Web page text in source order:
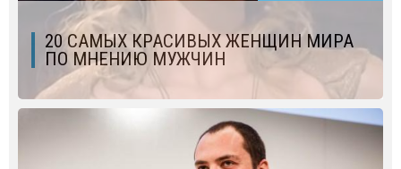
20 САМЫХ КРАСИВЫХ ЖЕНЩИН МИРА
ПО МНЕНИЮ МУЖЧИН